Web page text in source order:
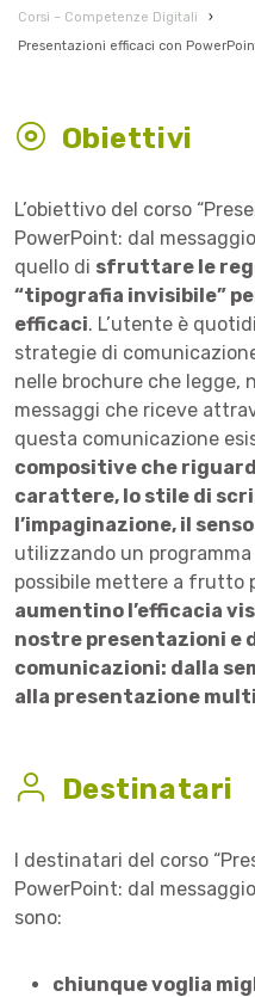
Corsi – Competenze Digitali
›
Presentazioni efficaci con
Obiettivi
L’obiettivo del corso
PowerPoint: dal
quello di sfruttare le
“tipografia invisibile”
efficaci. L’utente è
strategie di
nelle brochure che legge,
messaggi che riceve
questa comunicazione
compositive che
carattere, lo stile di
l’impaginazione, il
utilizzando un
possibile mettere a frutto
aumentino l’efficacia
nostre presentazioni e
comunicazioni: dalla
alla presentazione
Destinatari
I destinatari del corso
PowerPoint: dal
sono:
chiunque voglia